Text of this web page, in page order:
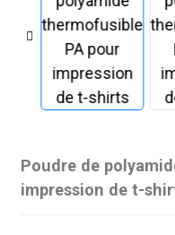
Poudre de
impression de t-